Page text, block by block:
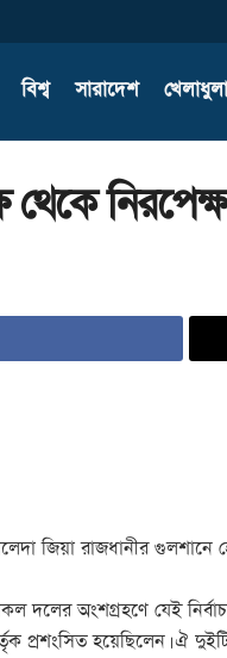
বিশ্ব সারাদেশ খেলাধুলা
জিয়া রাজধানীর
অংশগ্রহণে যেই
হয়েছিলেন। ঐ